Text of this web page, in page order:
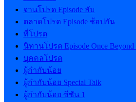
จานโปรด Episode ลับ
ตลาดโปรด Episode ช้อปกัน
ที่โปรด
นิทานโปรด Episode Once Beyond
บุคคลโปรด
ผู้กำกับน้อย
ผู้กำกับน้อย Special Talk
ผู้กำกับน้อย ซีซัน 1